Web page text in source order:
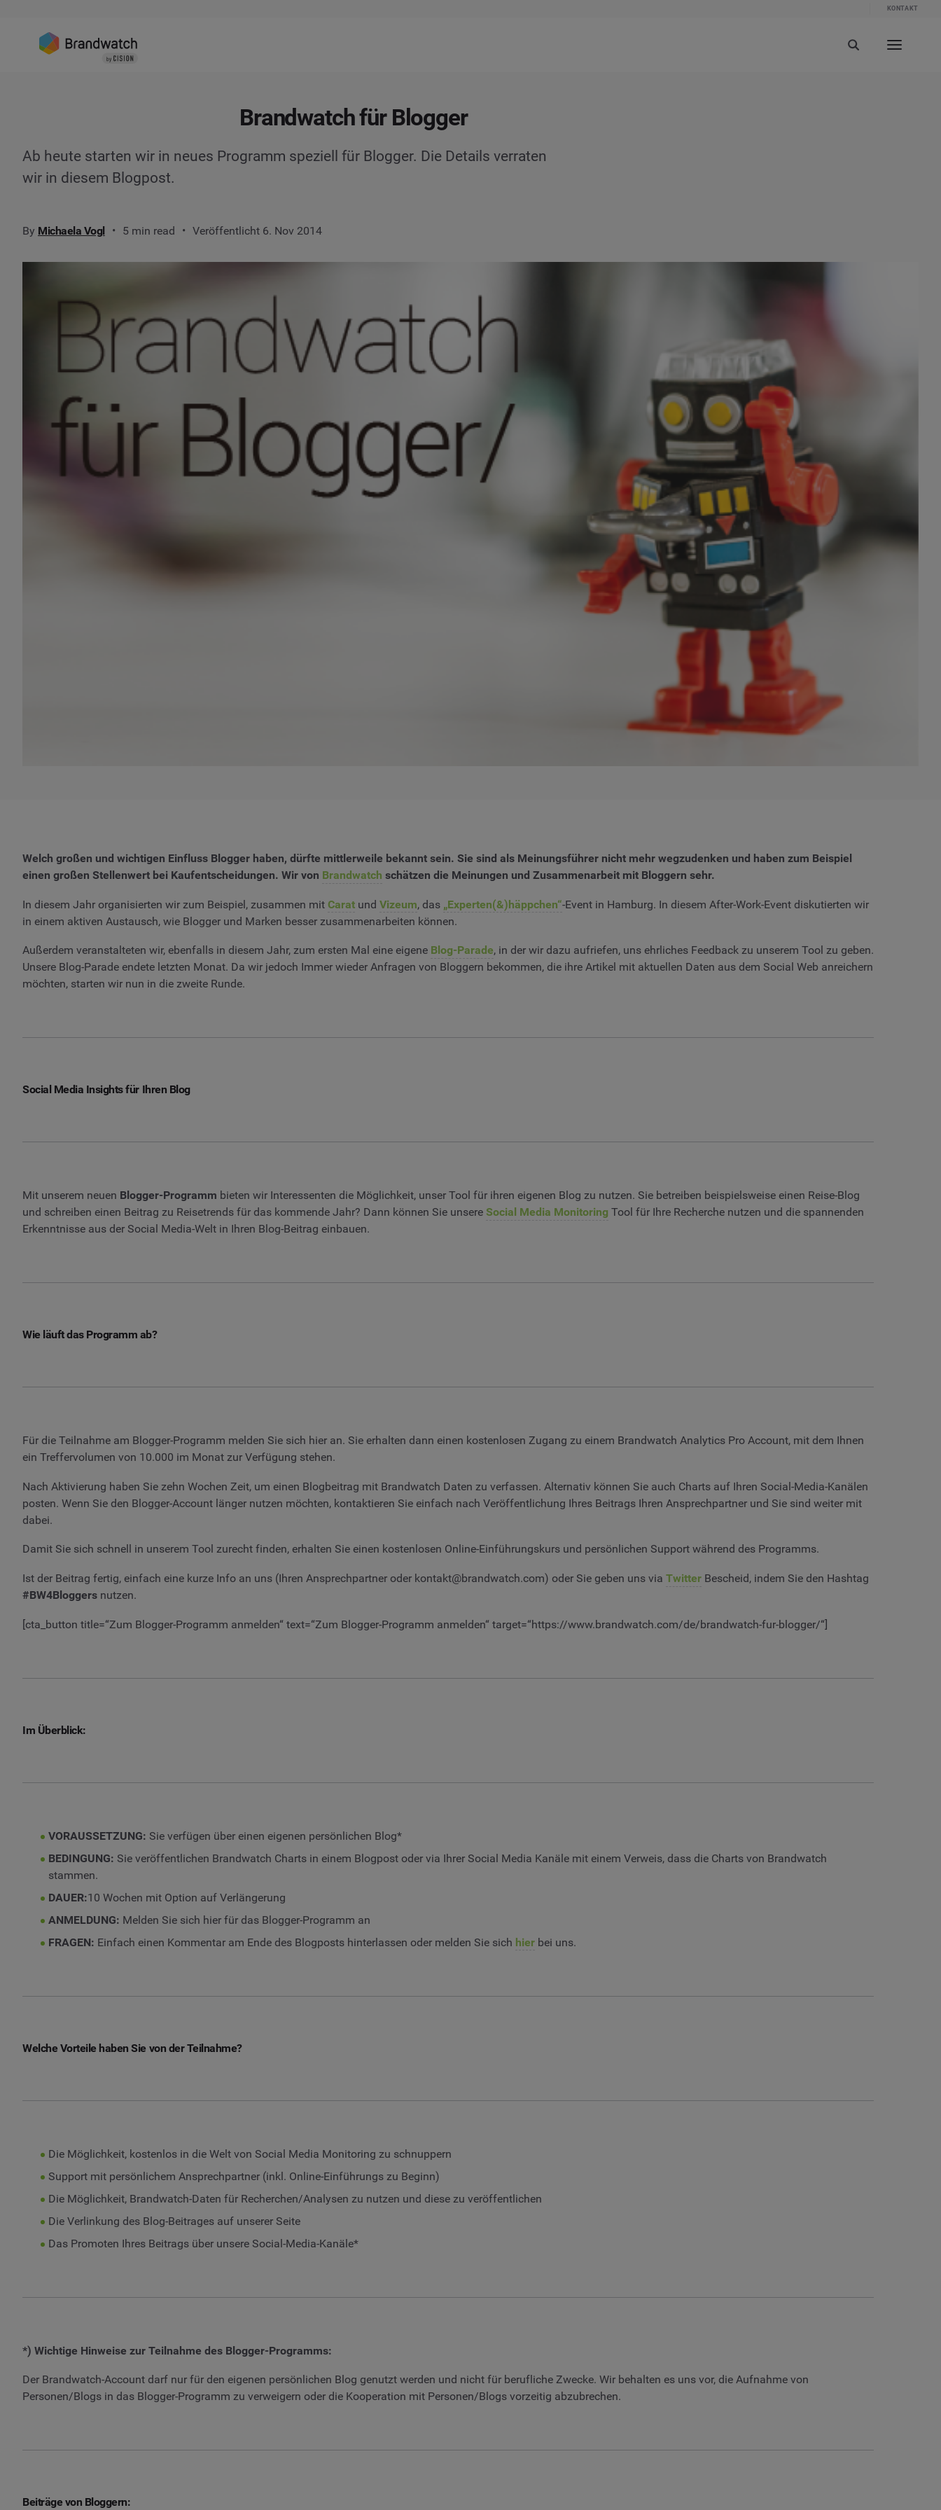
KONTAKT
Brandwatch für Blogger
Ab heute starten wir in neues Programm speziell für Blogger. Die Details verraten
wir in diesem Blogpost.
By Michaela Vogl 5 min read Veröffentlicht 6. Nov 2014
Welch großen und wichtigen Einfluss Blogger haben, dürfte mittlerweile bekannt sein. Sie sind als Meinungsführer nicht mehr wegzudenken und haben zum Beispiel
einen großen Stellenwert bei Kaufentscheidungen. Wir von Brandwatch schätzen die Meinungen und Zusammenarbeit mit Bloggern sehr.
In diesem Jahr organisierten wir zum Beispiel, zusammen mit Carat und Vizeum, das „Experten(&)häppchen“-Event in Hamburg. In diesem After-Work-Event diskutierten wir
in einem aktiven Austausch, wie Blogger und Marken besser zusammenarbeiten können.
Außerdem veranstalteten wir, ebenfalls in diesem Jahr, zum ersten Mal eine eigene Blog-Parade, in der wir dazu aufriefen, uns ehrliches Feedback zu unserem Tool zu geben.
Unsere Blog-Parade endete letzten Monat. Da wir jedoch Immer wieder Anfragen von Bloggern bekommen, die ihre Artikel mit aktuellen Daten aus dem Social Web anreichern
möchten, starten wir nun in die zweite Runde.
Social Media Insights für Ihren Blog
Mit unserem neuen Blogger-Programm bieten wir Interessenten die Möglichkeit, unser Tool für ihren eigenen Blog zu nutzen. Sie betreiben beispielsweise einen Reise-Blog
und schreiben einen Beitrag zu Reisetrends für das kommende Jahr? Dann können Sie unsere Social Media Monitoring Tool für Ihre Recherche nutzen und die spannenden
Erkenntnisse aus der Social Media-Welt in Ihren Blog-Beitrag einbauen.
Wie läuft das Programm ab?
Für die Teilnahme am Blogger-Programm melden Sie sich hier an. Sie erhalten dann einen kostenlosen Zugang zu einem Brandwatch Analytics Pro Account, mit dem Ihnen
ein Treffervolumen von 10.000 im Monat zur Verfügung stehen.
Nach Aktivierung haben Sie zehn Wochen Zeit, um einen Blogbeitrag mit Brandwatch Daten zu verfassen. Alternativ können Sie auch Charts auf Ihren Social-Media-Kanälen
posten. Wenn Sie den Blogger-Account länger nutzen möchten, kontaktieren Sie einfach nach Veröffentlichung Ihres Beitrags Ihren Ansprechpartner und Sie sind weiter mit
dabei.
Damit Sie sich schnell in unserem Tool zurecht finden, erhalten Sie einen kostenlosen Online-Einführungskurs und persönlichen Support während des Programms.
Ist der Beitrag fertig, einfach eine kurze Info an uns (Ihren Ansprechpartner oder kontakt@brandwatch.com) oder Sie geben uns via Twitter Bescheid, indem Sie den Hashtag
#BW4Bloggers nutzen.
[cta_button title=“Zum Blogger-Programm anmelden“ text=“Zum Blogger-Programm anmelden“ target=“https://www.brandwatch.com/de/brandwatch-fur-blogger/“]
Im Überblick:
VORAUSSETZUNG: Sie verfügen über einen eigenen persönlichen Blog*
BEDINGUNG: Sie veröffentlichen Brandwatch Charts in einem Blogpost oder via Ihrer Social Media Kanäle mit einem Verweis, dass die Charts von Brandwatch
stammen.
DAUER:10 Wochen mit Option auf Verlängerung
ANMELDUNG: Melden Sie sich hier für das Blogger-Programm an
FRAGEN: Einfach einen Kommentar am Ende des Blogposts hinterlassen oder melden Sie sich hierbei uns.
Welche Vorteile haben Sie von der Teilnahme?
Die Möglichkeit, kostenlos in die Welt von Social Media Monitoring zu schnuppern
Support mit persönlichem Ansprechpartner (inkl. Online-Einführungs zu Beginn)
Die Möglichkeit, Brandwatch-Daten für Recherchen/Analysen zu nutzen und diese zu veröffentlichen
Die Verlinkung des Blog-Beitrages auf unserer Seite
Das Promoten Ihres Beitrags über unsere Social-Media-Kanäle*
*) Wichtige Hinweise zur Teilnahme des Blogger-Programms:
Der Brandwatch-Account darf nur für den eigenen persönlichen Blog genutzt werden und nicht für berufliche Zwecke. Wir behalten es uns vor, die Aufnahme von
Personen/Blogs in das Blogger-Programm zu verweigern oder die Kooperation mit Personen/Blogs vorzeitig abzubrechen.
Beiträge von Bloggern: